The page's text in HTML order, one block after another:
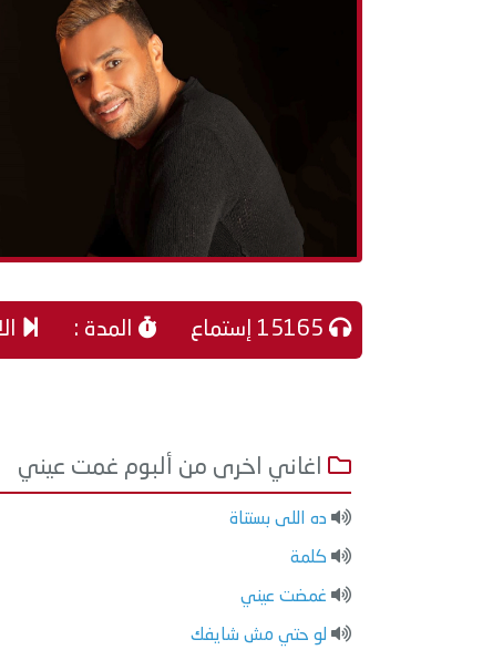
المدة :
اغاني اخرى من ألبوم غمت عيني
ده اللى بستناة
كلمة
غمضت عيني
لو حتي مش شايفك